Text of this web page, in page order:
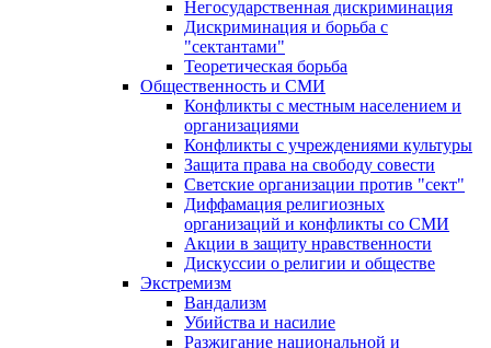
Негосударственная дискриминация
Дискриминация и борьба с
"сектантами"
Теоретическая борьба
Общественность и СМИ
Конфликты с местным населением и
организациями
Конфликты с учреждениями культуры
Защита права на свободу совести
Светские организации против "сект"
Диффамация религиозных
организаций и конфликты со СМИ
Акции в защиту нравственности
Дискуссии о религии и обществе
Экстремизм
Вандализм
Убийства и насилие
Разжигание национальной и